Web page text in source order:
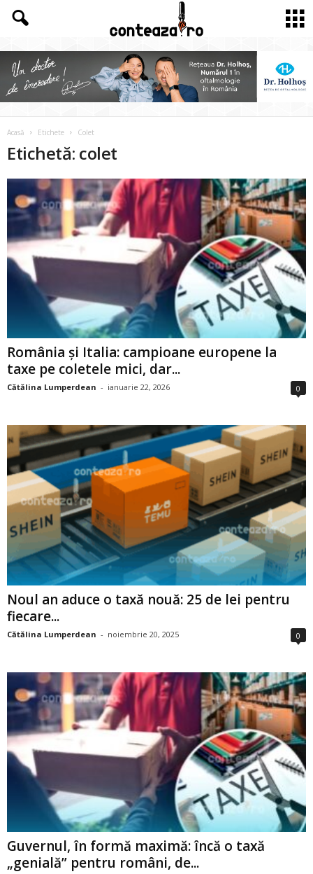
Acasă Etichete Colet
Etichetă: colet
România și Italia: campioane europene la
taxe pe coletele mici, dar...
Cătălina Lumperdean - ianuarie 22, 2026 0
Noul an aduce o taxă nouă: 25 de lei pentru
fiecare...
Cătălina Lumperdean - noiembrie 20, 2025 0
Guvernul, în formă maximă: încă o taxă
„genială” pentru români, de...